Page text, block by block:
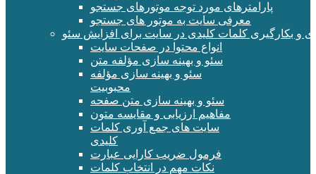
پارامترهای مورد توجه موتورهای جستجو
معرفی سایت به موتور های جستجو
و بکارگیری کلمات کلیدی در سایت برای افزایش سئو
انواع محتوا در صفحات سایت
سئو و بهینه سازی مؤلفه متن
سئو و بهینه سازی مؤلفه
محبوبیت
سئو و بهینه سازی متن صفحه
مفاهیم ارزیابی و مقایسه متون
سایت های جمع آوری کلمات
کلیدی
فرمول ضریب کارایی عبارت
نکات مهم در انتخاب کلمات